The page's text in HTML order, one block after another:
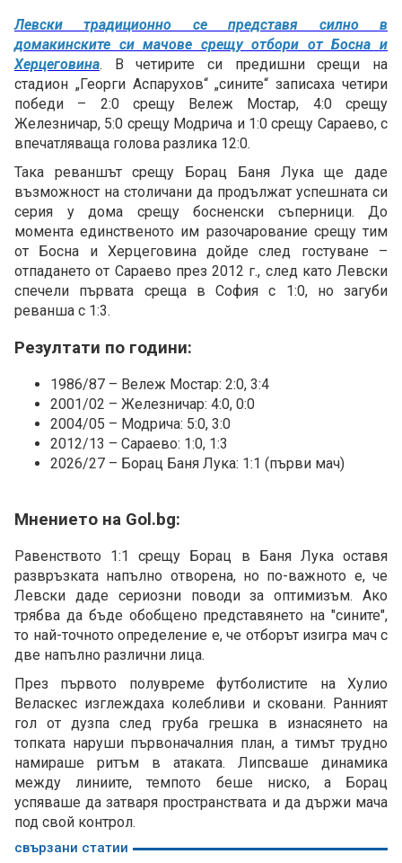
Левски традиционно се представя силно в
домакинските си мачове срещу отбори от Босна и
Херцеговина. В четирите си предишни срещи на
стадион „Георги Аспарухов“ „сините“ записаха четири
победи – 2:0 срещу Вележ Мостар, 4:0 срещу
Железничар, 5:0 срещу Модрича и 1:0 срещу Сараево, с
впечатляваща голова разлика 12:0.
Така реваншът срещу Борац Баня Лука ще даде
възможност на столичани да продължат успешната си
серия у дома срещу босненски съперници. До
момента единственото им разочарование срещу тим
от Босна и Херцеговина дойде след гостуване –
отпадането от Сараево през 2012 г., след като Левски
спечели първата среща в София с 1:0, но загуби
реванша с 1:3.
Резултати по години:
1986/87 – Вележ Мостар: 2:0, 3:4
2001/02 – Железничар: 4:0, 0:0
2004/05 – Модрича: 5:0, 3:0
2012/13 – Сараево: 1:0, 1:3
2026/27 – Борац Баня Лука: 1:1 (първи мач)
Мнението на Gol.bg:
Равенството 1:1 срещу Борац в Баня Лука оставя
развръзката напълно отворена, но по-важното е, че
Левски даде сериозни поводи за оптимизъм. Ако
трябва да бъде обобщено представянето на "сините",
то най-точното определение е, че отборът изигра мач с
две напълно различни лица.
През първото полувреме футболистите на Хулио
Веласкес изглеждаха колебливи и сковани. Ранният
гол от дузпа след груба грешка в изнасянето на
топката наруши първоначалния план, а тимът трудно
намираше ритъм в атаката. Липсваше динамика
между линиите, темпото беше ниско, а Борац
успяваше да затваря пространствата и да държи мача
под свой контрол.
свързани статии